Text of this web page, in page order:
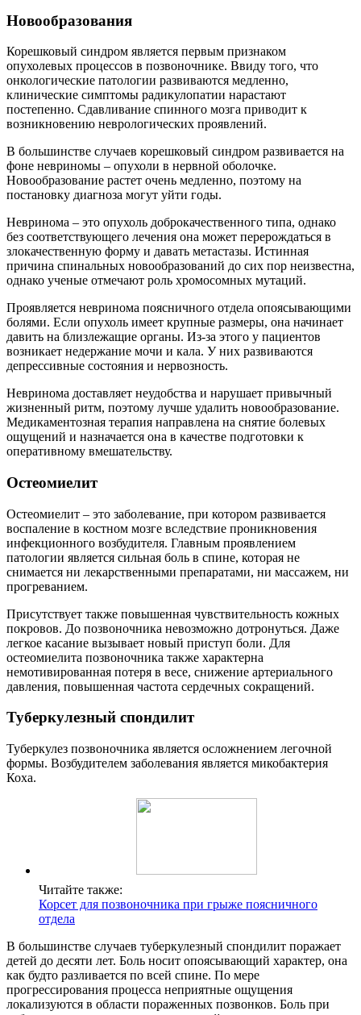
Новообразования
Корешковый синдром является первым признаком
опухолевых процессов в позвоночнике. Ввиду того, что
онкологические патологии развиваются медленно,
клинические симптомы радикулопатии нарастают
постепенно. Сдавливание спинного мозга приводит к
возникновению неврологических проявлений.
В большинстве случаев корешковый синдром развивается на
фоне невриномы – опухоли в нервной оболочке.
Новообразование растет очень медленно, поэтому на
постановку диагноза могут уйти годы.
Невринома – это опухоль доброкачественного типа, однако
без соответствующего лечения она может перерождаться в
злокачественную форму и давать метастазы. Истинная
причина спинальных новообразований до сих пор неизвестна,
однако ученые отмечают роль хромосомных мутаций.
Проявляется невринома поясничного отдела опоясывающими
болями. Если опухоль имеет крупные размеры, она начинает
давить на близлежащие органы. Из-за этого у пациентов
возникает недержание мочи и кала. У них развиваются
депрессивные состояния и нервозность.
Невринома доставляет неудобства и нарушает привычный
жизненный ритм, поэтому лучше удалить новообразование.
Медикаментозная терапия направлена на снятие болевых
ощущений и назначается она в качестве подготовки к
оперативному вмешательству.
Остеомиелит
Остеомиелит – это заболевание, при котором развивается
воспаление в костном мозге вследствие проникновения
инфекционного возбудителя. Главным проявлением
патологии является сильная боль в спине, которая не
снимается ни лекарственными препаратами, ни массажем, ни
прогреванием.
Присутствует также повышенная чувствительность кожных
покровов. До позвоночника невозможно дотронуться. Даже
легкое касание вызывает новый приступ боли. Для
остеомиелита позвоночника также характерна
немотивированная потеря в весе, снижение артериального
давления, повышенная частота сердечных сокращений.
Туберкулезный спондилит
Туберкулез позвоночника является осложнением легочной
формы. Возбудителем заболевания является микобактерия
Коха.
Читайте также:
Корсет для позвоночника при грыже поясничного
отдела
В большинстве случаев туберкулезный спондилит поражает
детей до десяти лет. Боль носит опоясывающий характер, она
как будто разливается по всей спине. По мере
прогрессирования процесса неприятные ощущения
локализуются в области пораженных позвонков. Боль при